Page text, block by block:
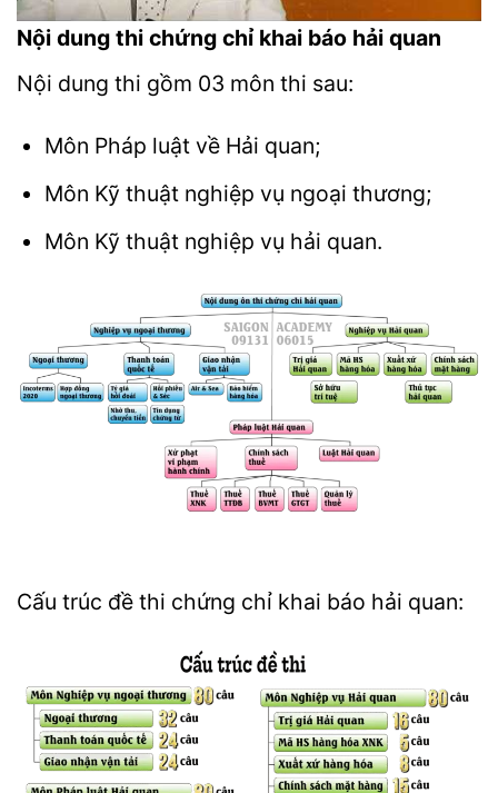
Nội dung thi chứng chỉ khai báo hải quan
Nội dung thi gồm 03 môn thi sau:
Môn Pháp luật về Hải quan;
Môn Kỹ thuật nghiệp vụ ngoại thương;
Môn Kỹ thuật nghiệp vụ hải quan.
Cấu trúc đề thi chứng chỉ khai báo hải quan: